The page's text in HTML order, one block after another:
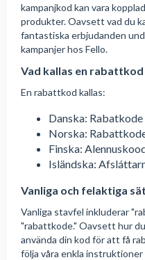
kampanjkod kan vara
produkter. Oavsett vad du
fantastiska erbjudanden
kampanjer hos Fello.
Vad kallas en
En rabattkod kallas:
Danska: Rabatkode
Norska:
Finska:
Isländska:
Vanliga och felaktiga
Vanliga stavfel inkluderar
"rabattkode." Oavsett hur
använda din kod för att få
följa våra enkla instruktioner